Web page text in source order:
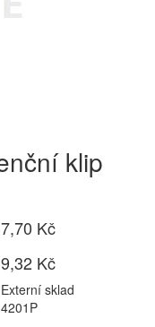
klip
7,70 Kč
9,32 Kč
Externí sklad
4201P